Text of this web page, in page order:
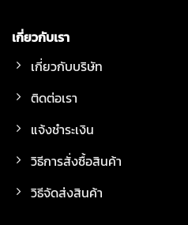
เกี่ยวกับเรา
เกี่ยวกับบริษัท
ติดต่อเรา
แจ้งชำระเงิน
วิธีการสั่งซื้อสินค้า
วิธีจัดส่งสินค้า